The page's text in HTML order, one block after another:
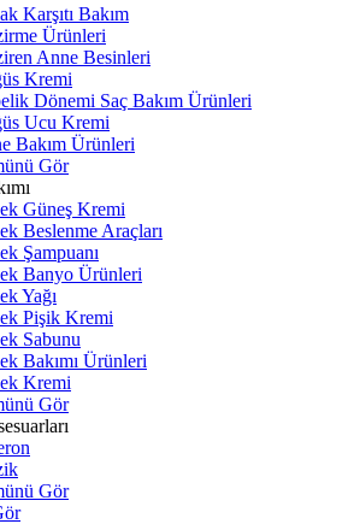
Karşıtı Bakım
Ürünleri
Anne Besinleri
Kremi
Dönemi Saç Bakım Ürünleri
Ucu Kremi
Bakım Ürünleri
Gör
Güneş Kremi
Beslenme Araçları
Şampuanı
Banyo Ürünleri
Yağı
Pişik Kremi
Sabunu
Bakımı Ürünleri
Kremi
Gör
Gör